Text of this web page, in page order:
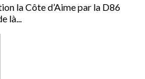
la Côte d’Aime par la D86
là...